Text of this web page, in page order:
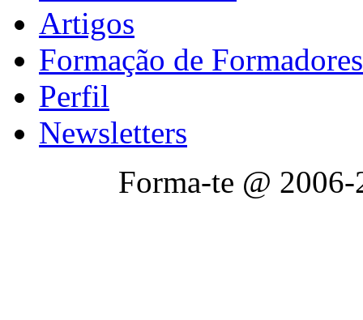
Artigos
Formação de Formadores
Perfil
Newsletters
Forma-te @